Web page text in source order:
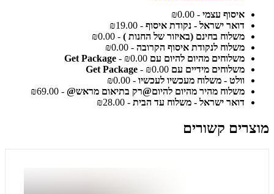
איסוף עצמי - ₪0.00
דואר ישראל - נקודת איסוף - ₪19.00
משלוח בחינם (באיזור של החנות ) - ₪0.00
משלוח לנקודת איסוף הקרובה - ₪0.00
משלוחים מהיום להיום עם Get Package - ₪0.00
משלוחים מידיים עם Get Package - ₪0.00
וולט - משלוח מעכשיו לעכשיו - ₪0.00
משלוח מהיר מהיום להיום@רק בתיאום מראש@ - ₪69.00
דואר ישראל - משלוח עד הבית - ₪28.00
מוצרים קשורים